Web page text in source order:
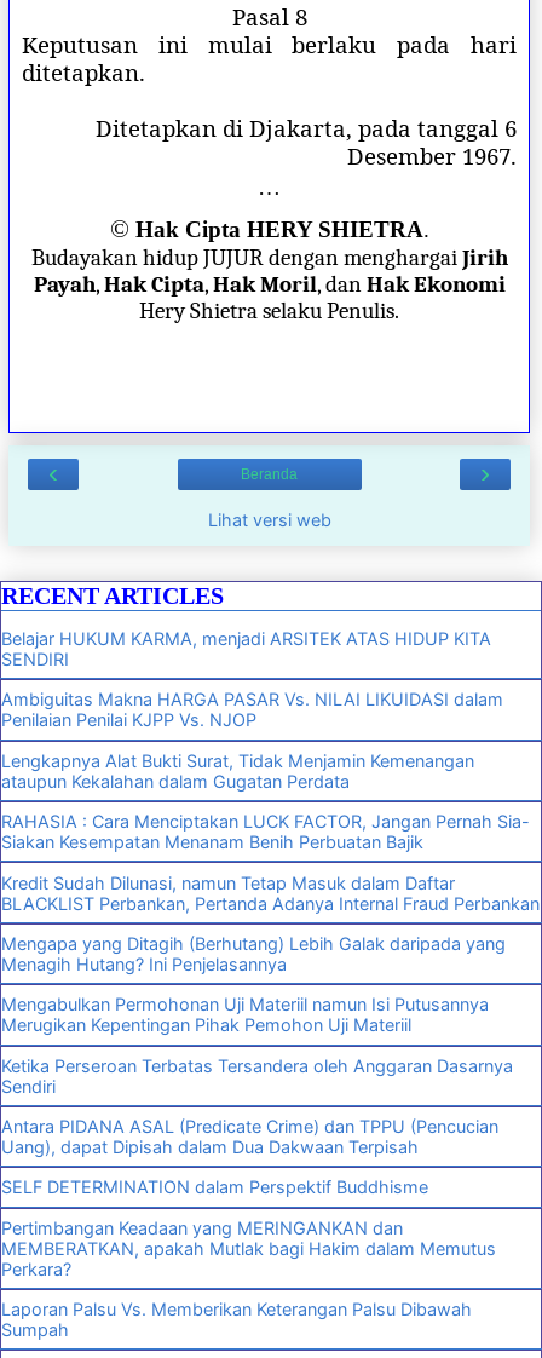
Pasal 8
Keputusan ini mulai berlaku pada hari
ditetapkan.
Ditetapkan di Djakarta, pada tanggal 6
Desember 1967.
…
© Hak Cipta HERY SHIETRA.
Budayakan hidup JUJUR dengan menghargaiJirih
Payah,Hak Cipta,Hak Moril, danHak Ekonomi
Hery Shietra selaku Penulis.
‹ ›
Beranda
Lihat versi web
RECENT ARTICLES
Belajar HUKUM KARMA, menjadi ARSITEK ATAS HIDUP KITA
SENDIRI
Ambiguitas Makna HARGA PASAR Vs. NILAI LIKUIDASI dalam
Penilaian Penilai KJPP Vs. NJOP
Lengkapnya Alat Bukti Surat, Tidak Menjamin Kemenangan
ataupun Kekalahan dalam Gugatan Perdata
RAHASIA : Cara Menciptakan LUCK FACTOR, Jangan Pernah Sia-
Siakan Kesempatan Menanam Benih Perbuatan Bajik
Kredit Sudah Dilunasi, namun Tetap Masuk dalam Daftar
BLACKLIST Perbankan, Pertanda Adanya Internal Fraud Perbankan
Mengapa yang Ditagih (Berhutang) Lebih Galak daripada yang
Menagih Hutang? Ini Penjelasannya
Mengabulkan Permohonan Uji Materiil namun Isi Putusannya
Merugikan Kepentingan Pihak Pemohon Uji Materiil
Ketika Perseroan Terbatas Tersandera oleh Anggaran Dasarnya
Sendiri
Antara PIDANA ASAL (Predicate Crime) dan TPPU (Pencucian
Uang), dapat Dipisah dalam Dua Dakwaan Terpisah
SELF DETERMINATION dalam Perspektif Buddhisme
Pertimbangan Keadaan yang MERINGANKAN dan
MEMBERATKAN, apakah Mutlak bagi Hakim dalam Memutus
Perkara?
Laporan Palsu Vs. Memberikan Keterangan Palsu Dibawah
Sumpah